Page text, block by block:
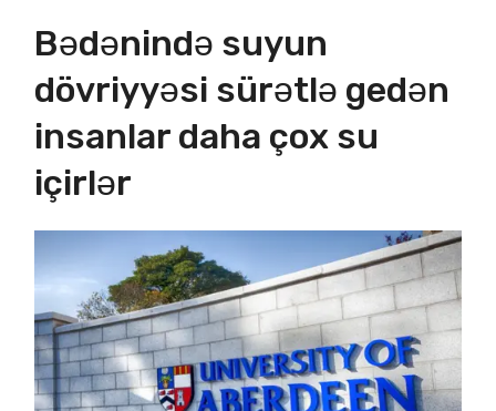
Bədənində suyun
dövriyyəsi sürətlə gedən
insanlar daha çox su
içirlər